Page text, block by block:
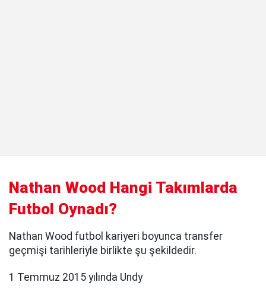
Nathan Wood Hangi Takımlarda
Futbol Oynadı?
Nathan Wood futbol kariyeri boyunca transfer
geçmişi tarihleriyle birlikte şu şekildedir.
1 Temmuz 2015 yılında Undy